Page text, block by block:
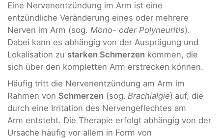
Eine Nervenentzündung im Arm ist eine
entzündliche Veränderung eines oder mehrere
Nerven im Arm (sog. Mono- oder Polyneuritis).
Dabei kann es abhängig von der Ausprägung und
Lokalisation zu starken Schmerzen kommen, die
sich über den kompletten Arm erstrecken können.
Häufig tritt die Nervenentzündung am Arm im
Rahmen von Schmerzen (sog. Brachialgie) auf, die
durch eine Irritation des Nervengeflechtes am
Arm entsteht. Die Therapie erfolgt abhängig von der
Ursache häufig vor allem in Form von